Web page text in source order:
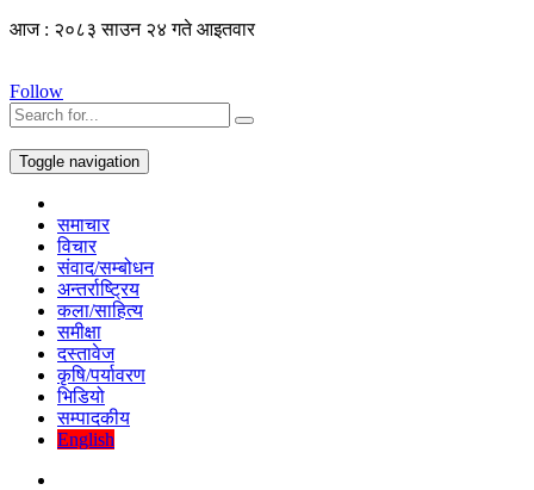
आज : २०८३ साउन २४ गते आइतवार
Follow
Toggle navigation
समाचार
विचार
संवाद/सम्बोधन
अन्तर्राष्ट्रिय
कला/साहित्य
समीक्षा
दस्तावेज
कृषि/पर्यावरण
भिडियो
सम्पादकीय
English